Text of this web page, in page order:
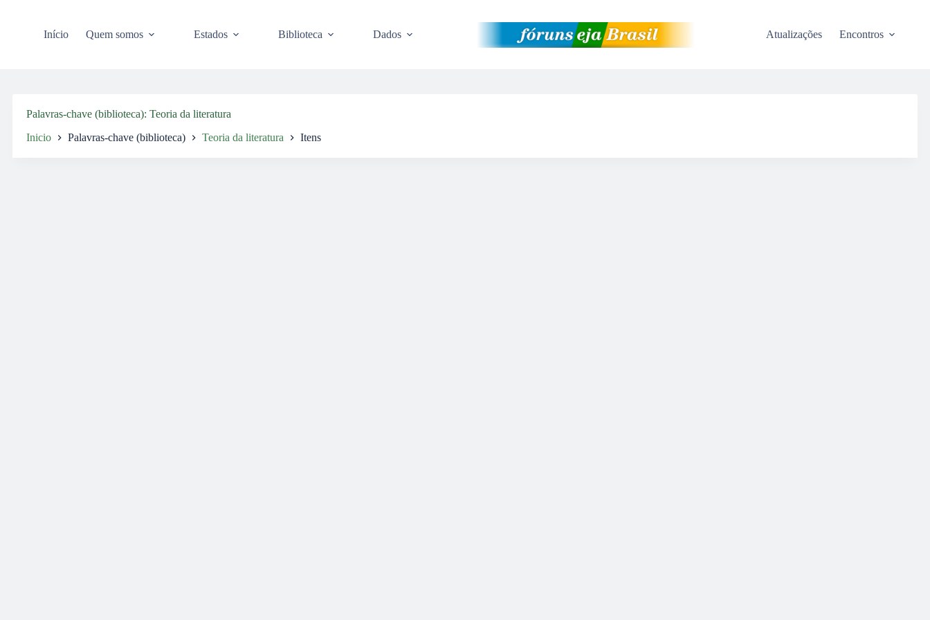
Início Quem somos Estados Biblioteca Dados Atualizações Encontros
Palavras-chave (biblioteca) Teoria da literatura
Inicio Palavras-chave (biblioteca) Teoria da literatura Itens